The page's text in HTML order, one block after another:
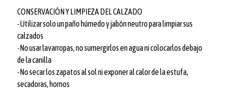
CONSERVACIÓN Y LIMPIEZA DEL CALZADO
-Utilizar solo un paño húmedo y jabón neutro para limpiar sus
calzados
-No usar lavarropas, no sumergirlos en agua ni colocarlos debajo
de la canilla
-No secar los zapatos al sol ni exponer al calor de la estufa,
secadoras, hornos